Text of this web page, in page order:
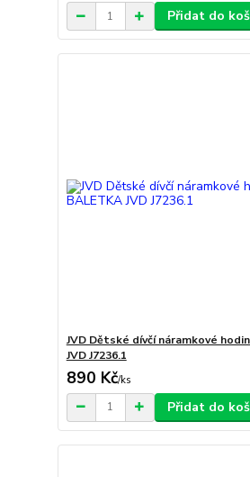
Přidat do
JVD Dětské dívčí náramkové
JVD J7236.1
890 Kč/ks
Přidat do